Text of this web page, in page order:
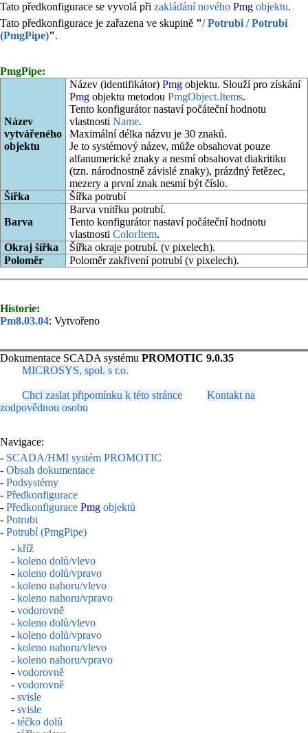
Tato předkonfigurace se vyvolá při zakládání nového Pmg objektu.
Tato předkonfigurace je zařazena ve skupině "/ Potrubi / Potrubí
(PmgPipe)".
PmgPipe:
Název
vytvářeného
objektu
Název (identifikátor) Pmgobjektu. Slouží pro získání
Pmgobjektu metodou PmgObject.Items.
Tento konfigurátor nastaví počáteční hodnotu
vlastnosti Name.
Maximální délka názvu je 30 znaků.
Je to systémový název, může obsahovat pouze
alfanumerické znaky a nesmí obsahovat diakritiku
(tzn. národnostně závislé znaky), prázdný řetězec,
mezery a první znak nesmí být číslo.
Šířka
Šířka potrubí
Barva
Barva vnitřku potrubí.
Tento konfigurátor nastaví počáteční hodnotu
vlastnosti ColorItem.
Okraj šířka
Šířka okraje potrubí. (v pixelech).
Poloměr
Poloměr zakřivení potrubí (v pixelech).
Historie:
Pm8.03.04: Vytvořeno
Dokumentace SCADA systému PROMOTIC 9.0.35
MICROSYS, spol. s r.o.
Chci zaslat připomínku k této stránce
Kontakt na
zodpovědnou osobu
Navigace:
- SCADA/HMI systém PROMOTIC
- Obsah dokumentace
- Podsystémy
- Předkonfigurace
- Předkonfigurace Pmg objektů
- Potrubi
- Potrubí (PmgPipe)
- kříž
- koleno dolů/vlevo
- koleno dolů/vpravo
- koleno nahoru/vlevo
- koleno nahoru/vpravo
- vodorovně
- koleno dolů/vlevo
- koleno dolů/vpravo
- koleno nahoru/vlevo
- koleno nahoru/vpravo
- vodorovně
- vodorovně
- svisle
- svisle
- téčko dolů